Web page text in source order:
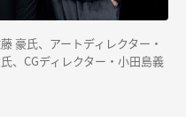
豪氏、アートディレクター・
、CGディレクター・小田島義